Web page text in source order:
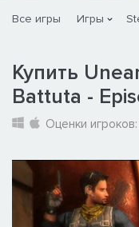
Все игры Игры
Купить
Battuta -
Оценки игроков: